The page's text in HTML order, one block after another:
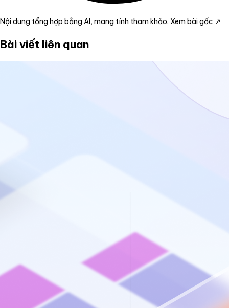
Nội dung tổng hợp bằng AI, mang tính tham khảo. Xem bài gốc ↗
Bài viết liên quan